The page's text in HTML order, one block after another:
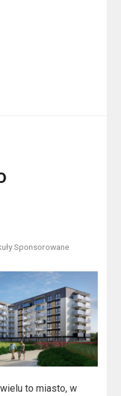
Sponsorowane
to miasto, w